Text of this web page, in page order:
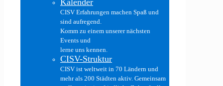
Kalender
CISV Erfahrungen machen Spaß und
sind aufregend.
Komm zu einem unserer nächsten
Events und
lerne uns kennen.
CISV-Struktur
CISV ist weltweit in 70 Ländern und
mehr als 200 Städten aktiv. Gemeinsam